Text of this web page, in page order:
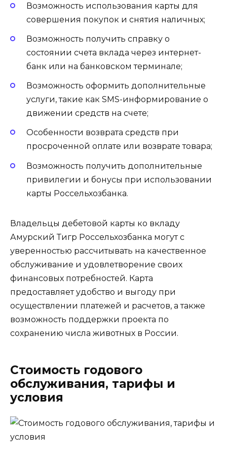
Возможность использования карты для
совершения покупок и снятия наличных;
Возможность получить справку о
состоянии счета вклада через интернет-
банк или на банковском терминале;
Возможность оформить дополнительные
услуги, такие как SMS-информирование о
движении средств на счете;
Особенности возврата средств при
просроченной оплате или возврате товара;
Возможность получить дополнительные
привилегии и бонусы при использовании
карты Россельхозбанка.
Владельцы дебетовой карты ко вкладу
Амурский Тигр Россельхозбанка могут с
уверенностью рассчитывать на качественное
обслуживание и удовлетворение своих
финансовых потребностей. Карта
предоставляет удобство и выгоду при
осуществлении платежей и расчетов, а также
возможность поддержки проекта по
сохранению числа животных в России.
Стоимость годового
обслуживания, тарифы и
условия